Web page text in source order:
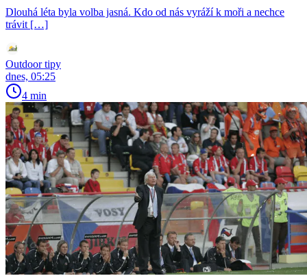
Dlouhá léta byla volba jasná. Kdo od nás vyráží k moři a nechce
trávit […]
Outdoor tipy
dnes, 05:25
4 min